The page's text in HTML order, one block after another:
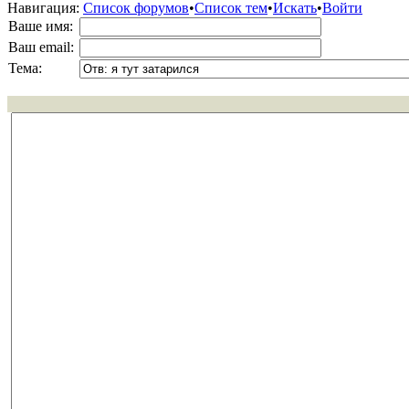
Навигация: Список форумов•Список тем•Искать•Войти
Ваше имя:
Ваш email:
Тема: